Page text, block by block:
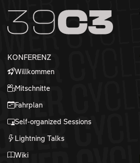
Zum Inhalt
Zum Footer
KONFERENZ
Willkommen
Mitschnitte
Fahrplan
Self-organized Sessions
Lightning Talks
Wiki